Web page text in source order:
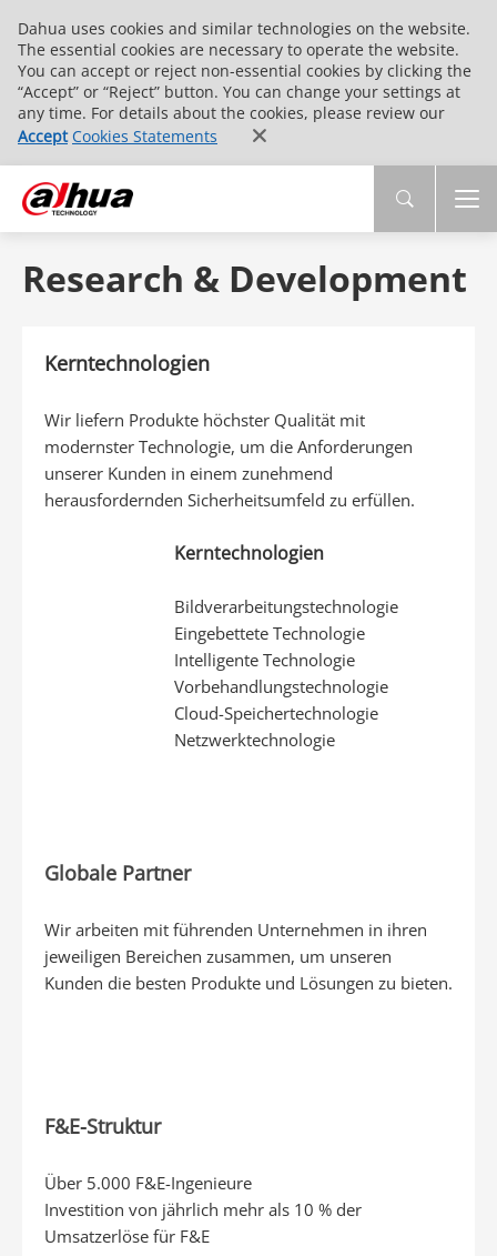
Dahua uses cookies and similar technologies on the website.
The essential cookies are necessary to operate the website.
You can accept or reject non-essential cookies by clicking the
“Accept” or “Reject” button. You can change your settings at
any time. For details about the cookies, please review our
Accept Cookies Statements
Research & Development
Kerntechnologien
Wir liefern Produkte höchster Qualität mit
modernster Technologie, um die Anforderungen
unserer Kunden in einem zunehmend
herausfordernden Sicherheitsumfeld zu erfüllen.
Kerntechnologien
Bildverarbeitungstechnologie
Eingebettete Technologie
Intelligente Technologie
Vorbehandlungstechnologie
Cloud-Speichertechnologie
Netzwerktechnologie
Globale Partner
Wir arbeiten mit führenden Unternehmen in ihren
jeweiligen Bereichen zusammen, um unseren
Kunden die besten Produkte und Lösungen zu bieten.
F&E-Struktur
Über 5.000 F&E-Ingenieure
Investition von jährlich mehr als 10 % der
Umsatzerlöse für F&E